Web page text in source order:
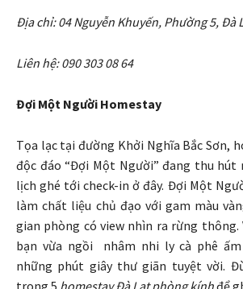
Địa chỉ: 04 Nguyễn Khuyến, Phường 5, Đà
Liên hệ: 090 303 08 64
Đợi Một Người Homestay
Tọa lạc tại đường Khởi Nghĩa Bắc Sơn,
độc đáo “Đợi Một Người” đang thu hút
lịch ghé tới check-in ở đây. Đợi Một
làm chất liệu chủ đạo với gam màu
gian phòng có view nhìn ra rừng thông.
bạn vừa ngồi nhâm nhi ly cà phê
những phút giây thư giãn tuyệt vời.